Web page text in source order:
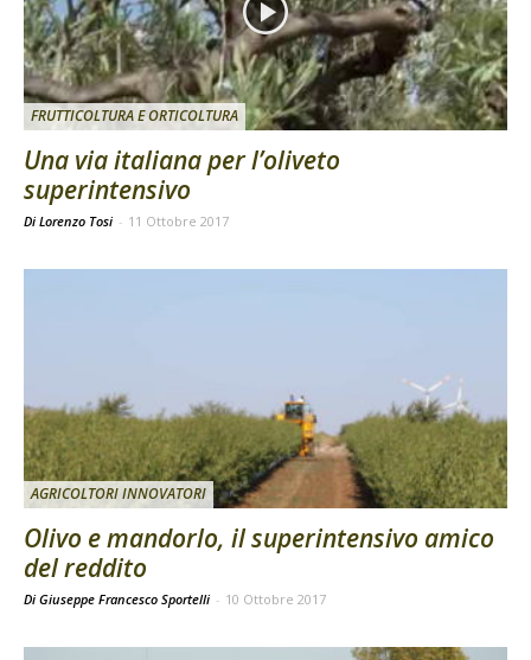
FRUTTICOLTURA E ORTICOLTURA
Una via italiana per l’oliveto
superintensivo
Di Lorenzo Tosi - 11 Ottobre 2017
AGRICOLTORI INNOVATORI
Olivo e mandorlo, il superintensivo amico
del reddito
Di Giuseppe Francesco Sportelli - 10 Ottobre 2017